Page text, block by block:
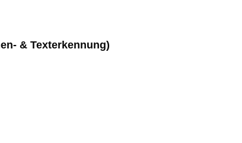
& Texterkennung)